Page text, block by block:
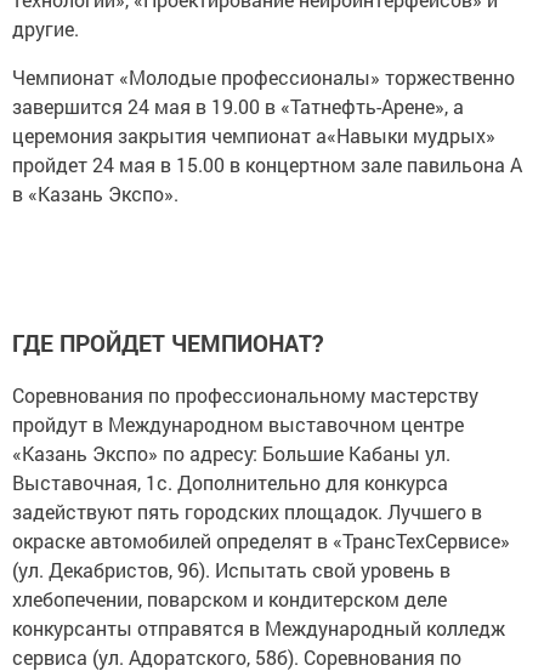
другие.
Чемпионат «Молодые профессионалы» торжественно
завершится 24 мая в 19.00 в «Татнефть-Арене», а
церемония закрытия чемпионат а«Навыки мудрых»
пройдет 24 мая в 15.00 в концертном зале павильона А
в «Казань Экспо».
ГДЕ ПРОЙДЕТ ЧЕМПИОНАТ?
Соревнования по профессиональному мастерству
пройдут в Международном выставочном центре
«Казань Экспо» по адресу: Большие Кабаны ул.
Выставочная, 1с. Дополнительно для конкурса
задействуют пять городских площадок. Лучшего в
окраске автомобилей определят в «ТрансТехСервисе»
(ул. Декабристов, 96). Испытать свой уровень в
хлебопечении, поварском и кондитерском деле
конкурсанты отправятся в Международный колледж
сервиса (ул. Адоратского, 58б). Соревнования по